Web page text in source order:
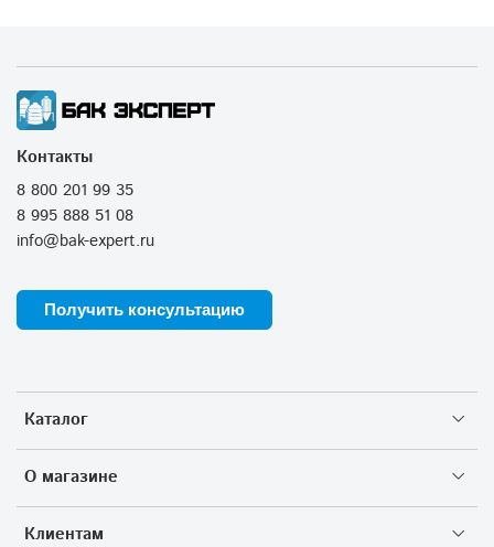
Каталог
О магазине
Клиентам
Контакты
8 800 201 99 35
8 995 888 51 08
info@bak-expert.ru
Получить консультацию